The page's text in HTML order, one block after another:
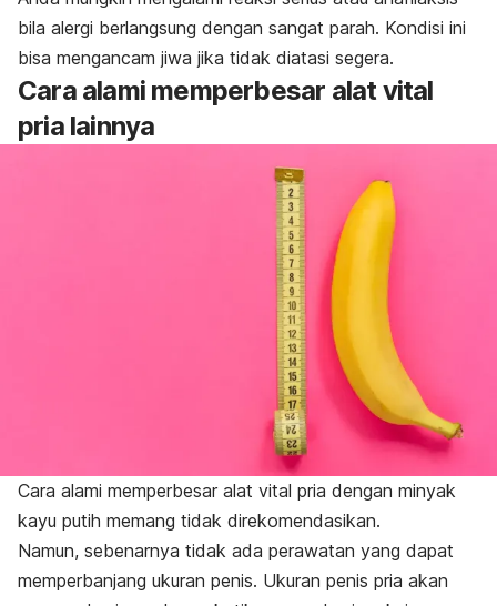
bila alergi berlangsung dengan sangat parah. Kondisi ini
bisa mengancam jiwa jika tidak diatasi segera.
Cara alami memperbesar alat vital
pria lainnya
Cara alami memperbesar alat vital pria dengan minyak
kayu putih memang tidak direkomendasikan.
Namun, sebenarnya tidak ada perawatan yang dapat
memperbanjang ukuran penis. Ukuran penis pria akan